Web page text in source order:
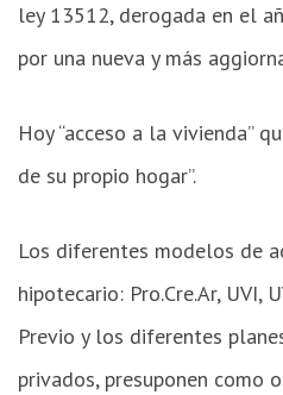
ley 13512, derogada en el
por una nueva y más
Hoy “acceso a la vivienda”
de su propio hogar”.
Los diferentes modelos de
hipotecario: Pro.Cre.Ar, UVI,
Previo y los diferentes
privados, presuponen como